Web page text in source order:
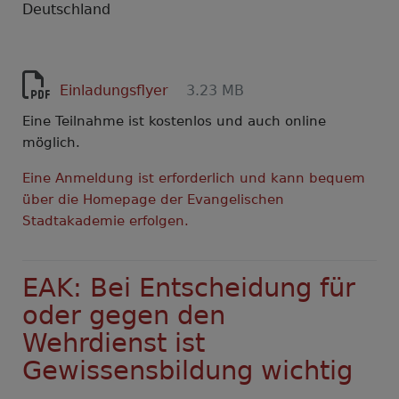
Deutschland
Einladungsflyer 3.23 MB
Eine Teilnahme ist kostenlos und auch online
möglich.
Eine Anmeldung ist erforderlich und kann bequem
über die Homepage der Evangelischen
Stadtakademie erfolgen.
EAK: Bei Entscheidung für
oder gegen den
Wehrdienst ist
Gewissensbildung wichtig